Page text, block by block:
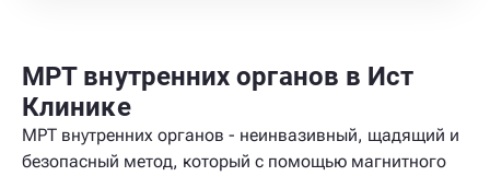
МРТ внутренних органов в Ист
Клинике
МРТ внутренних органов - неинвазивный, щадящий и
безопасный метод, который с помощью магнитного